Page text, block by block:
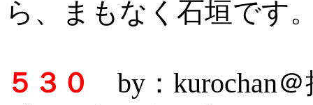
ら、まもなく石垣です
５３０
by：kurochan